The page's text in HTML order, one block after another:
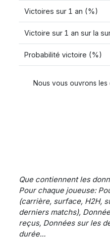
Victoires sur 1 an (%)
Victoire sur 1 an sur la
Probabilité victoire (%)
Nous vous ouvrons les
Que contiennent les
Pour chaque joueuse:
(carrière, surface, H2H,
derniers matchs),
reçus, Données sur les
durée...